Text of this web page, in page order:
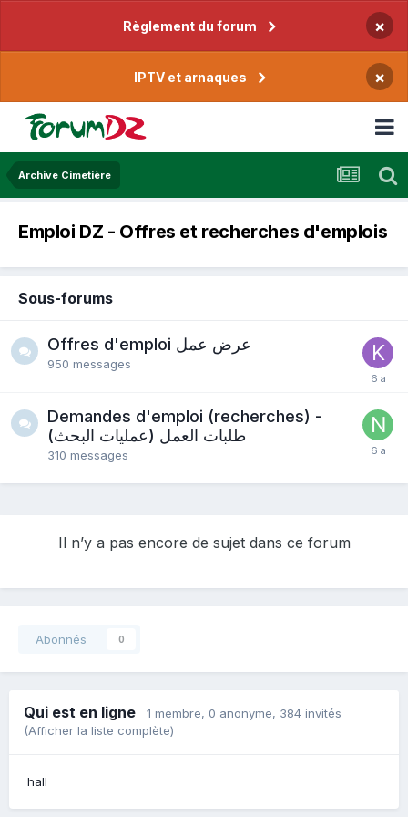
Règlement du forum ×
IPTV et arnaques ×
Archive Cimetière
Emploi DZ - Offres et recherches d'emplois
Sous-forums
Offres d'emploi عرض عمل
950 messages
Demandes d'emploi (recherches) -
طلبات العمل (عمليات البحث)
310 messages
Il n’y a pas encore de sujet dans ce forum
Abonnés 0
Qui est en ligne 1 membre, 0 anonyme, 384 invités
(Afficher la liste complète)
hall